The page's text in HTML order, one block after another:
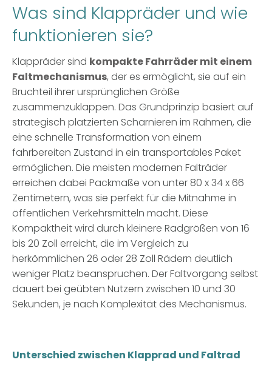
Was sind Klappräder und wie
funktionieren sie?
Klappräder sind kompakte Fahrräder mit einem
Faltmechanismus, der es ermöglicht, sie auf ein
Bruchteil ihrer ursprünglichen Größe
zusammenzuklappen. Das Grundprinzip basiert auf
strategisch platzierten Scharnieren im Rahmen, die
eine schnelle Transformation von einem
fahrbereiten Zustand in ein transportables Paket
ermöglichen. Die meisten modernen Falträder
erreichen dabei Packmaße von unter 80 x 34 x 66
Zentimetern, was sie perfekt für die Mitnahme in
öffentlichen Verkehrsmitteln macht. Diese
Kompaktheit wird durch kleinere Radgrößen von 16
bis 20 Zoll erreicht, die im Vergleich zu
herkömmlichen 26 oder 28 Zoll Rädern deutlich
weniger Platz beanspruchen. Der Faltvorgang selbst
dauert bei geübten Nutzern zwischen 10 und 30
Sekunden, je nach Komplexität des Mechanismus.
Unterschied zwischen Klapprad und Faltrad